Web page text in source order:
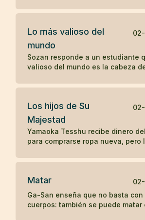
la vida.
Lo más valioso del
mundo
Sozan responde a un estudiante
valioso del mundo es la cabeza
Los hijos de Su
Majestad
Yamaoka Tesshu recibe dinero
para comprarse ropa nueva, pero
Matar
Ga-San enseña que no basta
cuerpos: también se puede matar